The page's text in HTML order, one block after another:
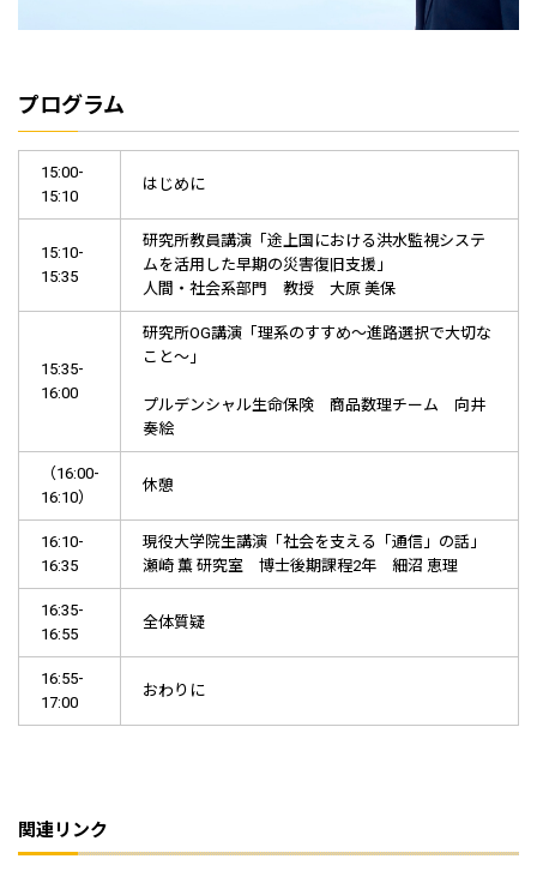
プログラム
15:00-
15:10
はじめに
15:10-
15:35
研究所教員講演「途上国における洪水監視システ
ムを活用した早期の災害復旧支援」
人間・社会系部門 教授 大原 美保
15:35-
16:00
研究所OG講演「理系のすすめ～進路選択で大切な
こと～」
プルデンシャル生命保険 商品数理チーム 向井
奏絵
（16:00-
16:10）
休憩
16:10-
16:35
現役大学院生講演「社会を支える「通信」の話」
瀬崎 薫 研究室 博士後期課程2年 細沼 恵理
16:35-
16:55
全体質疑
16:55-
17:00
おわりに
関連リンク